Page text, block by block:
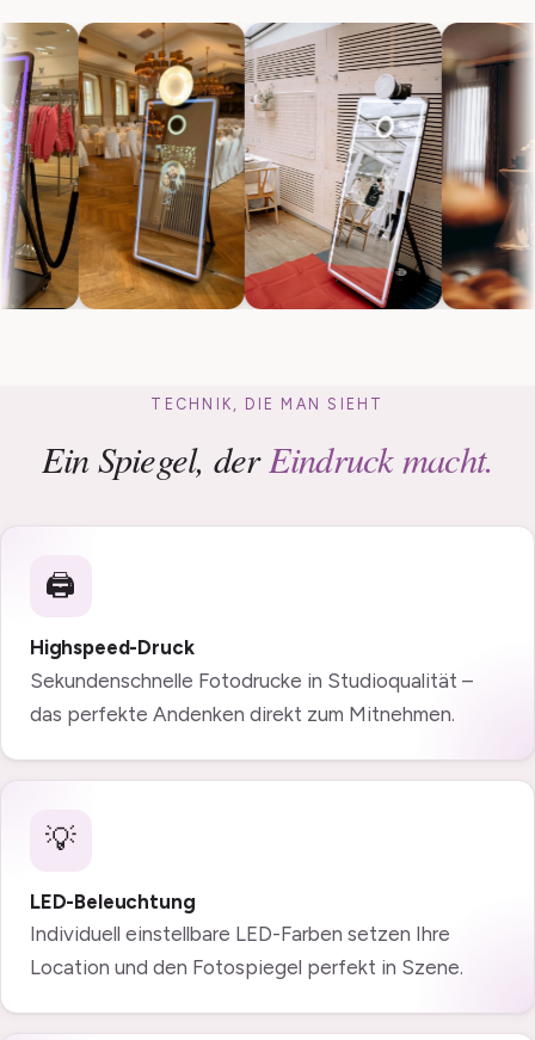
TECHNIK, DIE MAN SIEHT
Ein Spiegel, derEindruck macht.
🖨️
Highspeed-Druck
Sekundenschnelle Fotodrucke in Studioqualität –
das perfekte Andenken direkt zum Mitnehmen.
💡
LED-Beleuchtung
Individuell einstellbare LED-Farben setzen Ihre
Location und den Fotospiegel perfekt in Szene.